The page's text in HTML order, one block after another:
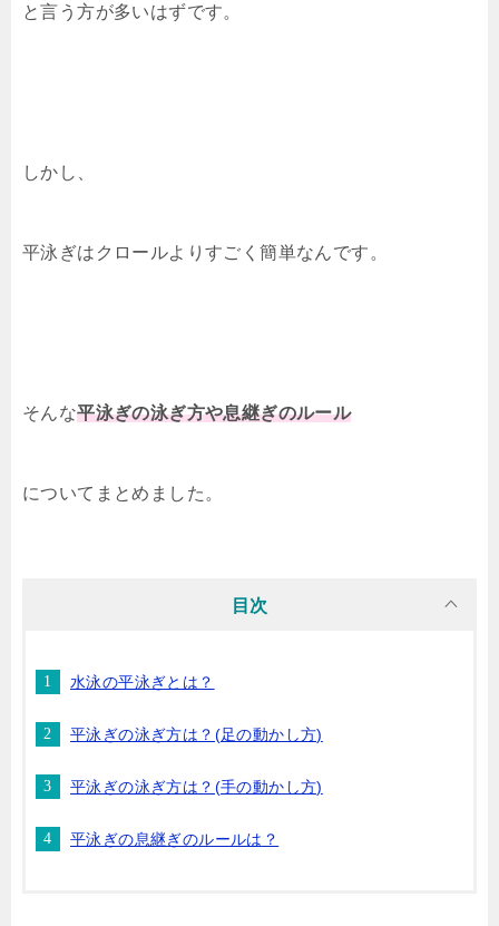
と言う方が多いはずです。
しかし、
平泳ぎはクロールよりすごく簡単なんです。
そんな平泳ぎの泳ぎ方や息継ぎのルール
についてまとめました。
目次
水泳の平泳ぎとは？
平泳ぎの泳ぎ方は？(足の動かし方)
平泳ぎの泳ぎ方は？(手の動かし方)
平泳ぎの息継ぎのルールは？